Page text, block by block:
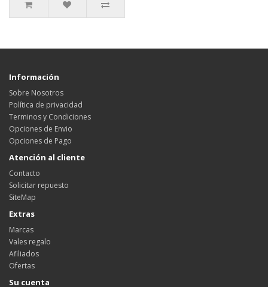
Información
Sobre Nosotros
Política de privacidad
Terminos y Condiciones
Opciones de Envio
Opciones de Pago
Atención al cliente
Contacto
Solicitar repuesto
SiteMap
Extras
Marcas
Vales regalo
Afiliados
Ofertas
Su cuenta